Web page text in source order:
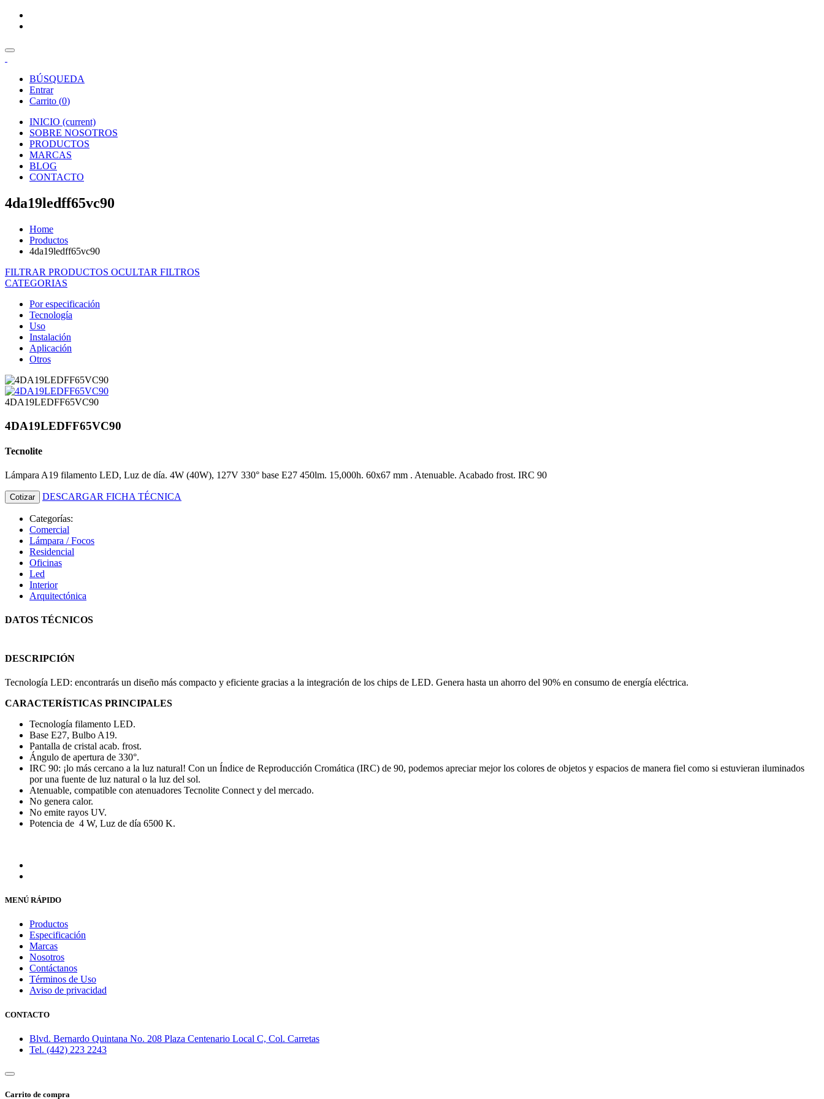
BÚSQUEDA
Entrar
Carrito (0)
INICIO (current)
SOBRE NOSOTROS
PRODUCTOS
MARCAS
BLOG
CONTACTO
4da19ledff65vc90
Home
Productos
4da19ledff65vc90
FILTRAR PRODUCTOS OCULTAR FILTROS
CATEGORIAS
Por especificación
Tecnología
Uso
Instalación
Aplicación
Otros
4DA19LEDFF65VC90
4DA19LEDFF65VC90
Tecnolite
Lámpara A19 filamento LED, Luz de día. 4W (40W), 127V 330° base E27 450lm. 15,000h. 60x67 mm . Atenuable. Acabado frost. IRC 90
Cotizar DESCARGAR FICHA TÉCNICA
Categorías:
Comercial
Lámpara / Focos
Residencial
Oficinas
Led
Interior
Arquitectónica
DATOS TÉCNICOS
DESCRIPCIÓN
Tecnología LED: encontrarás un diseño más compacto y eficiente gracias a la integración de los chips de LED. Genera hasta un ahorro del 90% en consumo de energía eléctrica.
CARACTERÍSTICAS PRINCIPALES
Tecnología filamento LED.
Base E27, Bulbo A19.
Pantalla de cristal acab. frost.
Ángulo de apertura de 330°.
IRC 90: ¡lo más cercano a la luz natural! Con un Índice de Reproducción Cromática (IRC) de 90, podemos apreciar mejor los colores de objetos y espacios de manera fiel como si estuvieran iluminados
por una fuente de luz natural o la luz del sol.
Atenuable, compatible con atenuadores Tecnolite Connect y del mercado.
No genera calor.
No emite rayos UV.
Potencia de 4 W, Luz de día 6500 K.
MENÚ RÁPIDO
Productos
Especificación
Marcas
Nosotros
Contáctanos
Términos de Uso
Aviso de privacidad
CONTACTO
Blvd. Bernardo Quintana No. 208 Plaza Centenario Local C, Col. Carretas
Tel. (442) 223 2243
Carrito de compra